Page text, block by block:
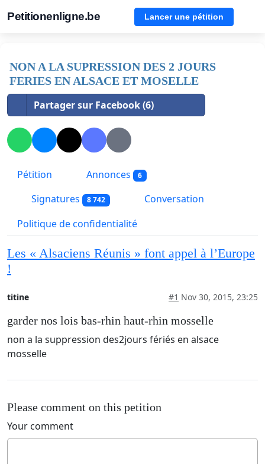
Petitionenligne.be Lancer une pétition
NON A LA SUPRESSION DES 2 JOURS
FERIES EN ALSACE ET MOSELLE
Partager sur Facebook (6)
Pétition Annonces 6
Signatures 8 742
Conversation
Politique de confidentialité
Les « Alsaciens Réunis » font appel à l’Europe
!
titine #1 Nov 30, 2015, 23:25
garder nos lois bas-rhin haut-rhin mosselle
non a la suppression des2jours fériés en alsace
mosselle
Please comment on this petition
Your comment